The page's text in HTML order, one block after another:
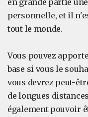
en grande partie
personnelle, et il
tout le monde.
Vous pouvez
base si vous le
vous devrez peut-
de longues
également pouvoir